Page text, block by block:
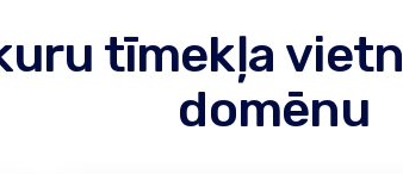
tīmekļa
domēnu